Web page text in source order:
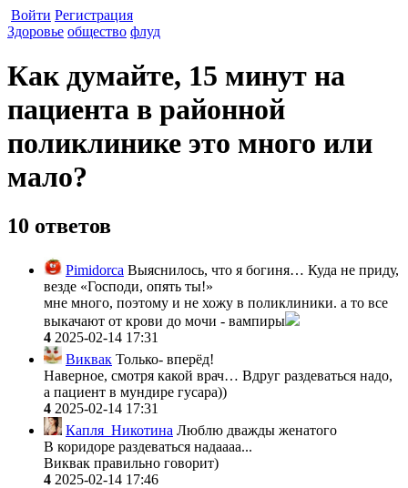
Войти Регистрация
Здоровье общество флуд
Как думайте, 15 минут на
пациента в районной
поликлинике это много или
мало?
10 ответов
Pimidorca Выяснилось, что я богиня… Куда не приду,
везде «Господи, опять ты!»
мне много, поэтому и не хожу в поликлиники. а то все
выкачают от крови до мочи - вампиры
4 2025-02-14 17:31
Виквак Только- вперёд!
Наверное, смотря какой врач… Вдруг раздеваться надо,
а пациент в мундире гусара))
4 2025-02-14 17:31
Капля_Никотина Люблю дважды женатого
В коридоре раздеваться надаааа...
Виквак правильно говорит)
4 2025-02-14 17:46